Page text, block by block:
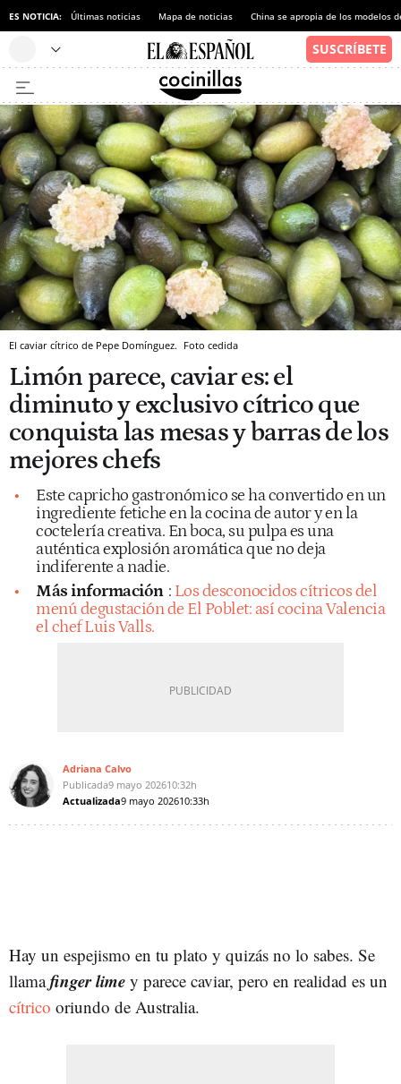
ES NOTICIA: Últimas noticias Mapa de noticias China se apropia de los modelos
El caviar cítrico de Pepe Domínguez. Foto cedida
Limón parece, caviar es: el
diminuto y exclusivo cítrico que
conquista las mesas y barras de los
mejores chefs
Este capricho gastronómico se ha convertido en un
ingrediente fetiche en la cocina de autor y en la
coctelería creativa. En boca, su pulpa es una
auténtica explosión aromática que no deja
indiferente a nadie.
Más información : Los desconocidos cítricos del
menú degustación de El Poblet: así cocina Valencia
el chef Luis Valls.
Adriana Calvo
Publicada9 mayo 202610:32h
Actualizada9 mayo 202610:33h
Hay un espejismo en tu plato y quizás no lo sabes. Se
llama finger lime y parece caviar, pero en realidad es un
cítrico oriundo de Australia.